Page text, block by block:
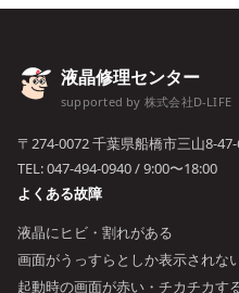
液晶修理センター
supported by 株式会社D-LIFE
〒274-0072 千葉県船橋市三山8-
TEL:047-494-0940/ 9:00〜18:00
よくある故障
液晶にヒビ・割れがある
画面がうっすらとしか表示されな
起動時の画面が赤い・チカチカす